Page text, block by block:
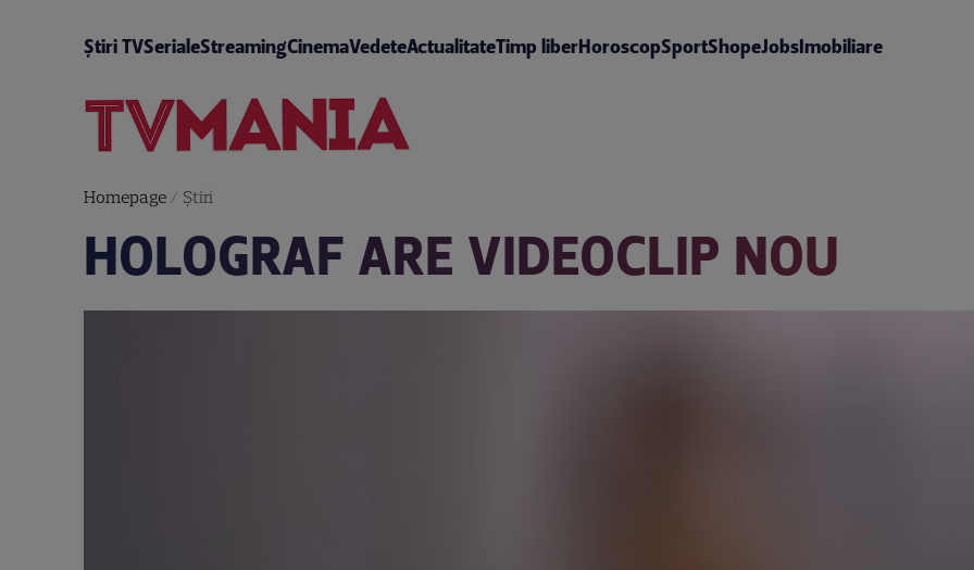
Știri TVSerialeStreamingCinemaVedeteActualitateTimp liberHoroscopSportShopeJobsImobiliare
Homepage/ Știri
HOLOGRAF ARE VIDEOCLIP NOU